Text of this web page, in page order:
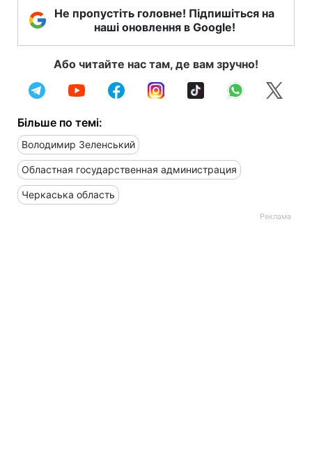
Не пропустіть головне! Підпишіться на
наші оновлення в Google!
Або читайте нас там, де вам зручно!
Більше по темі:
Володимир Зеленський
Областная государственная администрация
Черкаська область